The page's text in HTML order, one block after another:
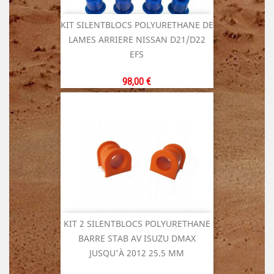
KIT SILENTBLOCS POLYURETHANE DE
LAMES ARRIERE NISSAN D21/D22
EFS
Prix
98,00 €
KIT 2 SILENTBLOCS POLYURETHANE
BARRE STAB AV ISUZU DMAX
JUSQU'À 2012 25.5 MM